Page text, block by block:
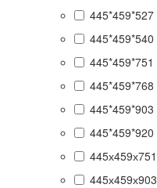
445*459*527
445*459*540
445*459*751
445*459*768
445*459*903
445*459*920
445х459х751
445х459х903